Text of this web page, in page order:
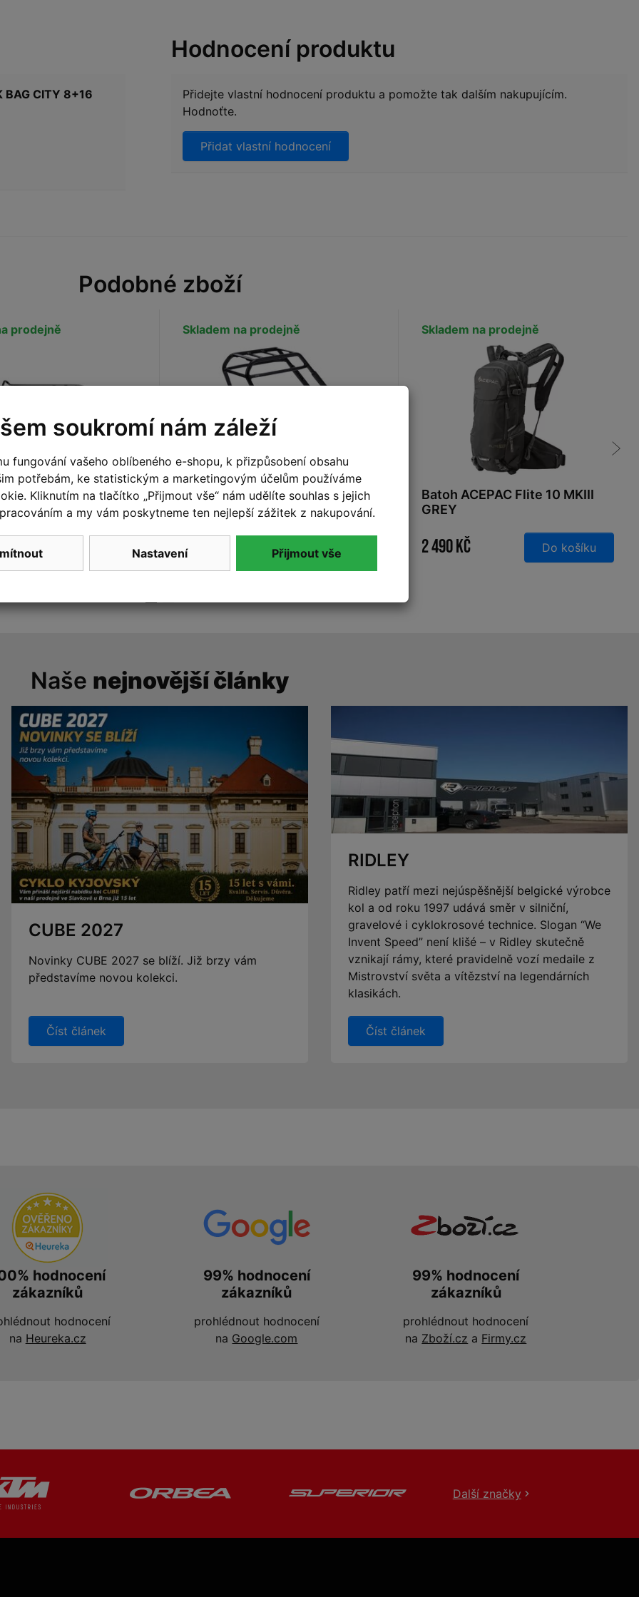
BAG CITY 8+16
Hodnocení produktu
Přidejte vlastní hodnocení produktu a pomožte tak dalším nakupujícím.
Hodnoťte.
Přidat vlastní hodnocení
Podobné zboží
prodejně
TETRARACK
Skladem na prodejně
Zadní nosič ACID RILink pro
CUBE Stereo Hybrid
One44/One77
2 499 Kč Do košíku
Skladem na prodejně
Batoh ACEPAC Flite 10 MKIII
GREY
2 490 Kč Do košíku
Naše nejnovější články
CUBE 2027
Novinky CUBE 2027 se blíží. Již brzy vám
představíme novou kolekci.
Číst článek
RIDLEY
Ridley patří mezi nejúspěšnější belgické výrobce
kol a od roku 1997 udává směr v silniční,
gravelové i cyklokrosové technice. Slogan “We
Invent Speed” není klišé – v Ridley skutečně
vznikají rámy, které pravidelně vozí medaile z
Mistrovství světa a vítězství na legendárních
klasikách.
Číst článek
hodnocení
zákazníků
hodnocení
na Heureka.cz
99% hodnocení
zákazníků
prohlédnout hodnocení
na Google.com
99% hodnocení
zákazníků
prohlédnout hodnocení
na Zboží.cz a Firmy.cz
Další značky
soukromí nám záleží
fungování vašeho oblíbeného e-shopu, k přizpůsobení obsahu
potřebám, ke statistickým a marketingovým účelům používáme
Kliknutím na tlačítko „Přijmout vše“ nám udělíte souhlas s jejich
a my vám poskytneme ten nejlepší zážitek z nakupování.
Nastavení Přijmout vše